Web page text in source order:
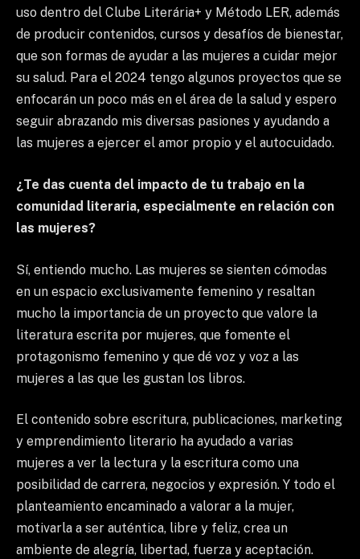
uso dentro del Clube Literária+ y Método LER, además
de producir contenidos, cursos y desafíos de bienestar,
que son formas de ayudar a las mujeres a cuidar mejor
su salud. Para el 2024 tengo algunos proyectos que se
enfocarán un poco más en el área de la salud y espero
seguir abrazando mis diversas pasiones y ayudando a
las mujeres a ejercer el amor propio y el autocuidado.
¿Te das cuenta del impacto de tu trabajo en la
comunidad literaria, especialmente en relación con
las mujeres?
Sí, entiendo mucho. Las mujeres se sienten cómodas
en un espacio exclusivamente femenino y resaltan
mucho la importancia de un proyecto que valore la
literatura escrita por mujeres, que fomente el
protagonismo femenino y que dé voz y voz a las
mujeres a las que les gustan los libros.
El contenido sobre escritura, publicaciones, marketing
y emprendimiento literario ha ayudado a varias
mujeres a ver la lectura y la escritura como una
posibilidad de carrera, negocios y expresión. Y todo el
planteamiento encaminado a valorar a la mujer,
motivarla a ser auténtica, libre y feliz, crea un
ambiente de alegría, libertad, fuerza y ​​aceptación.